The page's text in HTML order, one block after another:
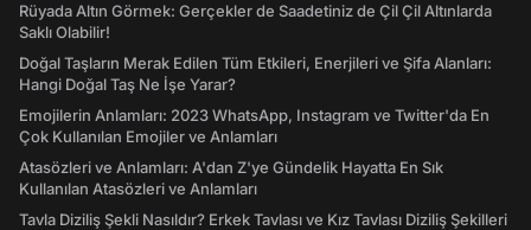
Rüyada Altın Görmek: Gerçekler de Saadetiniz de Çil Çil Altınlarda
Saklı Olabilir!
Doğal Taşların Merak Edilen Tüm Etkileri, Enerjileri ve Şifa Alanları:
Hangi Doğal Taş Ne İşe Yarar?
Emojilerin Anlamları: 2023 WhatsApp, Instagram ve Twitter'da En
Çok Kullanılan Emojiler ve Anlamları
Atasözleri ve Anlamları: A'dan Z'ye Gündelik Hayatta En Sık
Kullanılan Atasözleri ve Anlamları
Tavla Diziliş Şekli Nasıldır? Erkek Tavlası ve Kız Tavlası Diziliş Şekilleri